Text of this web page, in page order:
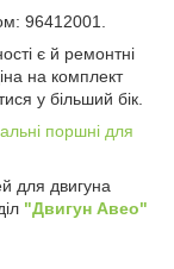
96412001.
є й ремонтні
на комплект
у більший бік.
поршні для
для двигуна
"Двигун Авео"